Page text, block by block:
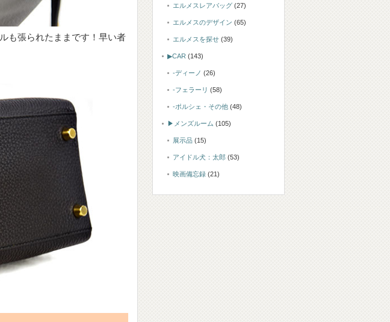
も張られたままです！早い者
エルメスレアバッグ (27)
エルメスのデザイン (65)
エルメスを探せ (39)
▶CAR (143)
-ディーノ (26)
-フェラーリ (58)
-ポルシェ・その他 (48)
▶メンズルーム (105)
展示品 (15)
アイドル犬：太郎 (53)
映画備忘録 (21)